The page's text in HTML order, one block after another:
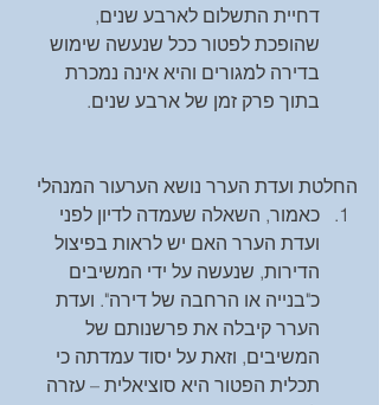
דחיית התשלום לארבע שנים,
שהופכת לפטור ככל שנעשה שימוש
בדירה למגורים והיא אינה נמכרת
בתוך פרק זמן של ארבע שנים.
החלטת ועדת הערר נושא הערעור המנהלי
כאמור, השאלה שעמדה לדיון לפני
ועדת הערר האם יש לראות בפיצול
הדירות, שנעשה על ידי המשיבים
כ"בנייה או הרחבה של דירה". ועדת
הערר קיבלה את פרשנותם של
המשיבים, וזאת על יסוד עמדתה כי
תכלית הפטור היא סוציאלית – עזרה